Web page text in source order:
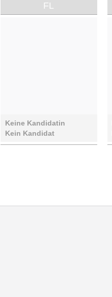
FL
Keine Kandidatin
Kein Kandidat